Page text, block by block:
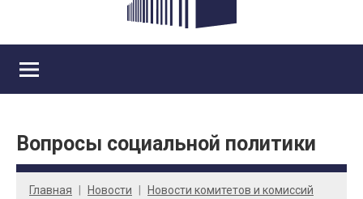
Вопросы социальной политики
Главная Новости Новости комитетов и комиссий